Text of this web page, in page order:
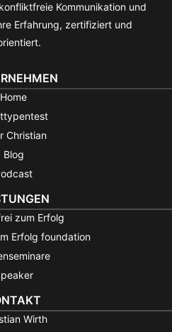
Kommunikation und
Erfahrung, zertifiziert und
Home
Christian
Blog
zum Erfolg
Erfolg foundation
Wirth